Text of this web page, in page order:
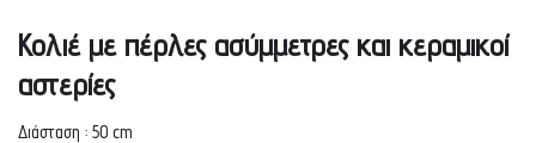
Κολιέ με πέρλες ασύμμετρες και κεραμικοί
αστερίες
Διάσταση : 50 cm